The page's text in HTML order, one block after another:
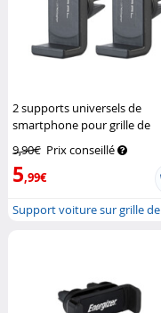
2 supports universels de
smartphone pour grille de
9,90€ Prix conseillé
5,99€
Support voiture sur grille de